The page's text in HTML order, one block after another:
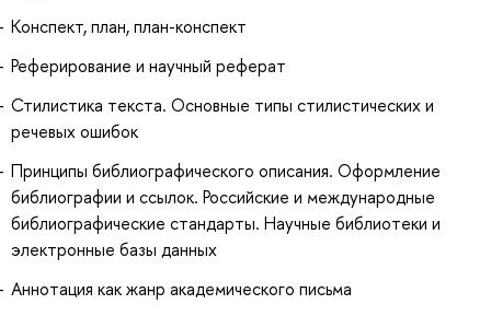
Конспект, план, план-конспект
Реферирование и научный реферат
Стилистика текста. Основные типы стилистических и
речевых ошибок
Принципы библиографического описания. Оформление
библиографии и ссылок. Российские и международные
библиографические стандарты. Научные библиотеки и
электронные базы данных
Аннотация как жанр академического письма